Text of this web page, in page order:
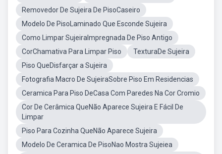
Removedor De Sujeira De PisoCaseiro
Modelo De PisoLaminado Que Esconde Sujeira
Como Limpar SujeiraImpregnada De Piso Antigo
CorChamativa Para Limpar Piso
TexturaDe Sujeira
Piso QueDisfarçar a Sujeira
Fotografia Macro De SujeiraSobre Piso Em Residencias
Ceramica Para Piso DeCasa Com Paredes Na Cor Cromio
Cor De Cerâmica QueNão Aparece Sujeira E Fácil De
Limpar
Piso Para Cozinha QueNão Aparece Sujeira
Modelo De Ceramica De PisoNao Mostra Sujeiea